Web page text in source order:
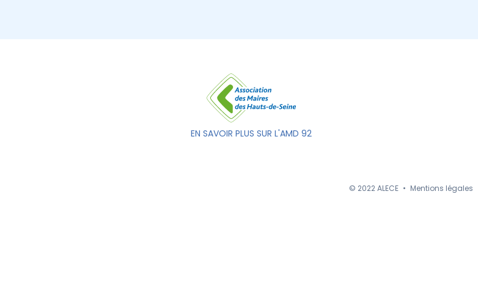
EN SAVOIR PLUS SUR L'AMD 92
© 2022 ALECE • Mentions légales